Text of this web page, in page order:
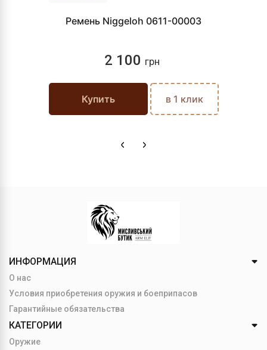
Ремень Niggeloh 0611-00003
2 100 грн
Купить в 1 клик
ИНФОРМАЦИЯ
О нас
Условия приобретения оружия и боеприпасов
Гарантийные обязательства
КАТЕГОРИИ
Оружие